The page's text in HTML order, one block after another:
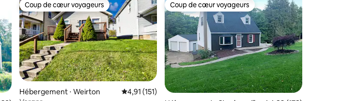
: 4,91 sur 5
Coup de cœur voyageurs
Coup de cœur voyageurs
Hébergement ⋅ Weirton Évaluation moyenne sur la base de 151 commentaires : 4,91 sur 5
4,91 (151)
Coup de cœur voyageurs
Coup de cœur voyageurs